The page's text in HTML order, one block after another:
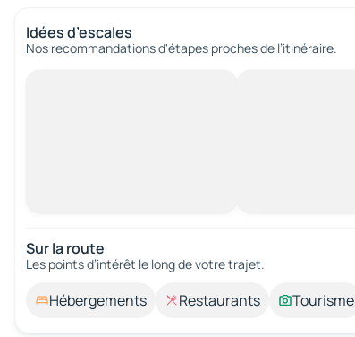
Idées d’escales
Nos recommandations d'étapes proches de l’itinéraire.
Sur la route
Les points d’intérêt le long de votre trajet.
Hébergements Restaurants Tourisme